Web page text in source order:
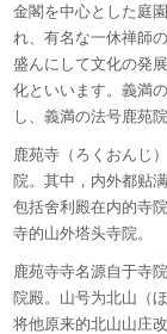
金閣を中心とした庭
れ、有名な一休禅師
盛んにして文化の発
化といいます。義満
し、義満の法号鹿苑
鹿苑寺（ろくおんじ
院。其中，内外都贴
包括舍利殿在内的寺
寺的山外塔头寺院。
鹿苑寺寺名源自于寺
院殿。山号为北山（
将他原来的北山山庄